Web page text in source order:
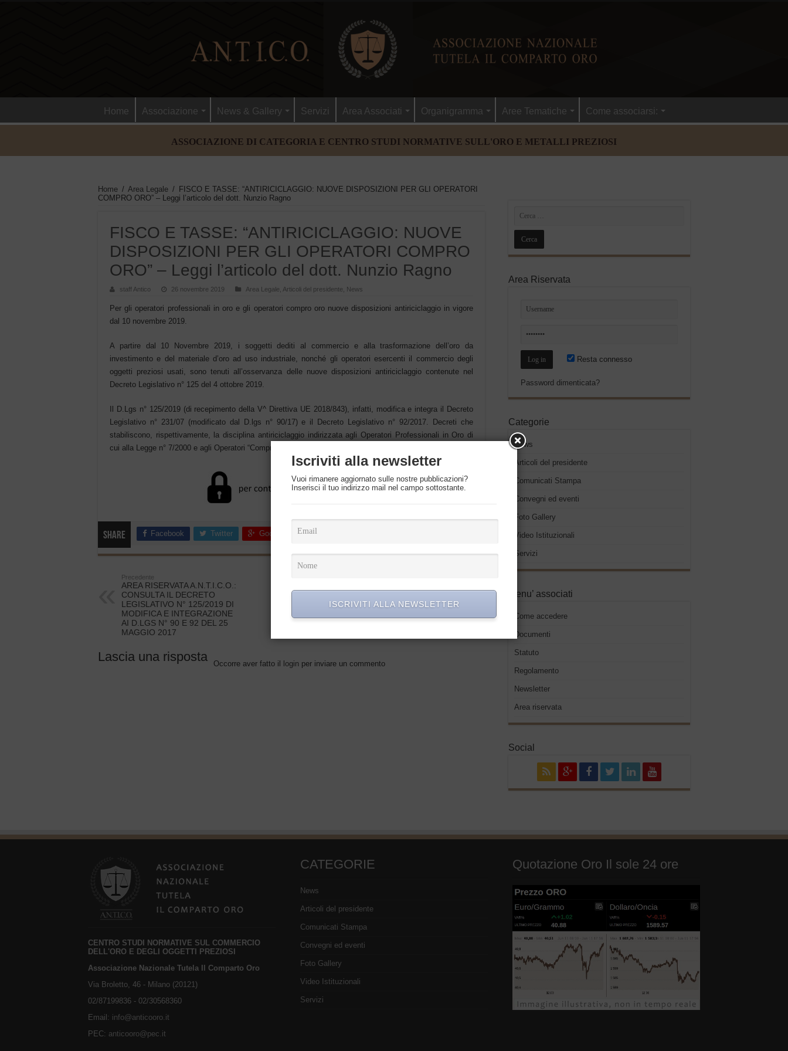
Home Associazione News & Gallery Servizi Area Associati Organigramma Aree Tematiche Come associarsi:
ASSOCIAZIONE DI CATEGORIA E CENTRO STUDI NORMATIVE SULL'ORO E METALLI PREZIOSI
Home / Area Legale / FISCO E TASSE: “ANTIRICICLAGGIO: NUOVE DISPOSIZIONI PER GLI OPERATORI
COMPRO ORO” – Leggi l’articolo del dott. Nunzio Ragno
FISCO E TASSE: “ANTIRICICLAGGIO: NUOVE
DISPOSIZIONI PER GLI OPERATORI COMPRO
ORO” – Leggi l’articolo del dott. Nunzio Ragno
staff Antico 26 novembre 2019 Area Legale Articoli del presidente News
Per gli operatori professionali in oro e gli operatori compro oro nuove disposizioni antiriciclaggio in vigore
dal 10 novembre 2019.
A partire dal 10 Novembre 2019, i soggetti dediti al commercio e alla trasformazione dell’oro da
investimento e del materiale d’oro ad uso industriale, nonché gli operatori esercenti il commercio degli
oggetti preziosi usati, sono tenuti all’osservanza delle nuove disposizioni antiriciclaggio contenute nel
Decreto Legislativo n° 125 del 4 ottobre 2019.
Il D.Lgs n° 125/2019 (di recepimento della V^ Direttiva UE 2018/843), infatti, modifica e integra il Decreto
Legislativo n° 231/07 (modificato dal D.lgs n° 90/17) e il Decreto Legislativo n° 92/2017. Decreti che
stabiliscono, rispettivamente, la disciplina antiriciclaggio indirizzata agli Operatori Professionali in Oro di
cui alla Legge n° 7/2000 e agli Operatori “Compro Oro”.
Share Facebook Twitter Google + LinkedIn
Precedente
AREA RISERVATA A.N.T.I.C.O.:
CONSULTA IL DECRETO
LEGISLATIVO N° 125/2019 DI
MODIFICA E INTEGRAZIONE
AI D.LGS N° 90 E 92 DEL 25
MAGGIO 2017
DEL DECRETO LEGISLATIVO
125” – Leggi l’intervista del dott.
Lascia una risposta Occorre aver fatto il login per inviare un commento
Area Riservata
Resta connesso
Password dimenticata?
Categorie
News
Articoli del presidente
Comunicati Stampa
Convegni ed eventi
Foto Gallery
Video Istituzionali
Servizi
Menu’ associati
Come accedere
Documenti
Statuto
Regolamento
Newsletter
Area riservata
Social
CENTRO STUDI NORMATIVE SUL COMMERCIO
DELL'ORO E DEGLI OGGETTI PREZIOSI
Associazione Nazionale Tutela Il Comparto Oro
Via Broletto, 46 - Milano (20121)
02/87199836 - 02/30568360
Email: info@anticooro.it
PEC: anticooro@pec.it
CATEGORIE
News
Articoli del presidente
Comunicati Stampa
Convegni ed eventi
Foto Gallery
Video Istituzionali
Servizi
Quotazione Oro Il sole 24 ore
Iscriviti alla newsletter
Vuoi rimanere aggiornato sulle nostre pubblicazioni?
Inserisci il tuo indirizzo mail nel campo sottostante.
ISCRIVITI ALLA NEWSLETTER